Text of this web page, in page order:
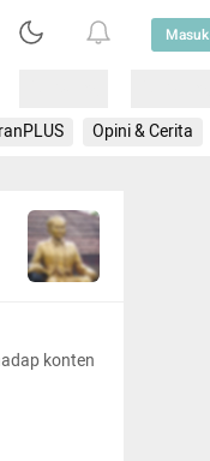
Masuk
Opini & Cerita
konten